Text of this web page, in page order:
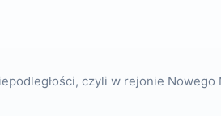
czyli w rejonie